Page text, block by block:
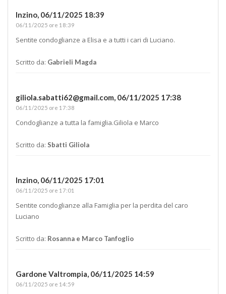
Inzino, 06/11/2025 18:39
06/11/2025 ore 18:39
Sentite condoglianze a Elisa e a tutti i cari di Luciano.
Scritto da: Gabrieli Magda
giliola.sabatti62@gmail.com, 06/11/2025 17:38
06/11/2025 ore 17:38
Condoglianze a tutta la famiglia.Giliola e Marco
Scritto da: Sbatti Giliola
Inzino, 06/11/2025 17:01
06/11/2025 ore 17:01
Sentite condoglianze alla Famiglia per la perdita del caro
Luciano
Scritto da: Rosanna e Marco Tanfoglio
Gardone Valtrompia, 06/11/2025 14:59
06/11/2025 ore 14:59